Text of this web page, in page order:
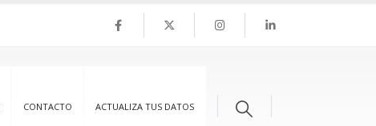
CONTACTO ACTUALIZA TUS DATOS